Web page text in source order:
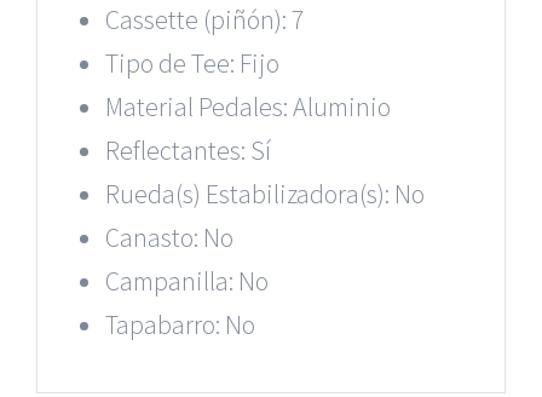
Cassette (piñón): 7
Tipo de Tee: Fijo
Material Pedales: Aluminio
Reflectantes: Sí
Rueda(s) Estabilizadora(s): No
Canasto: No
Campanilla: No
Tapabarro: No